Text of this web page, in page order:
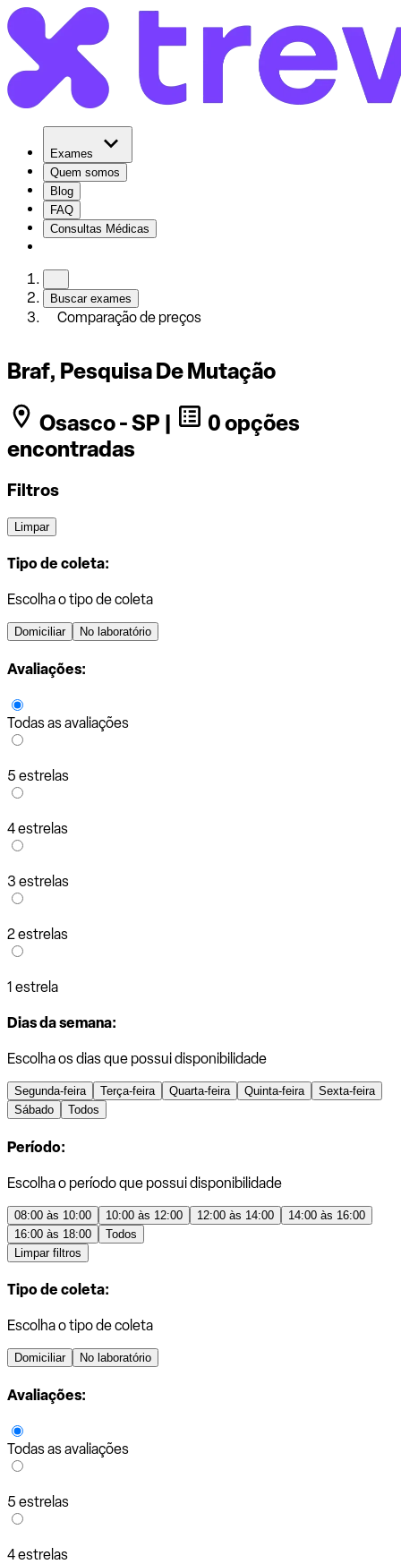
Exames
Quem somos
Blog
FAQ
Consultas Médicas
Buscar exames
Comparação de preços
Braf, Pesquisa De Mutação
Osasco - SP |
0 opções
encontradas
Filtros
Limpar
Tipo de coleta:
Escolha o tipo de coleta
Domiciliar No laboratório
Avaliações:
Todas as avaliações
5 estrelas
4 estrelas
3 estrelas
2 estrelas
1 estrela
Dias da semana:
Escolha os dias que possui disponibilidade
Segunda-feira Terça-feira Quarta-feira Quinta-feira
Sexta-feira
Sábado
Todos
Período:
Escolha o período que possui disponibilidade
08:00 às 10:00 10:00 às 12:00 12:00 às 14:00
14:00 às 16:00
16:00 às 18:00
Todos
Limpar filtros
Tipo de coleta:
Escolha o tipo de coleta
Domiciliar No laboratório
Avaliações:
Todas as avaliações
5 estrelas
4 estrelas